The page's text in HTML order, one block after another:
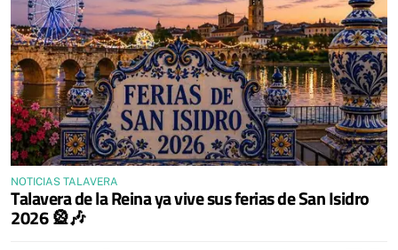
NOTICIAS TALAVERA
Talavera de la Reina ya vive sus ferias de San Isidro
2026 🎡🎶